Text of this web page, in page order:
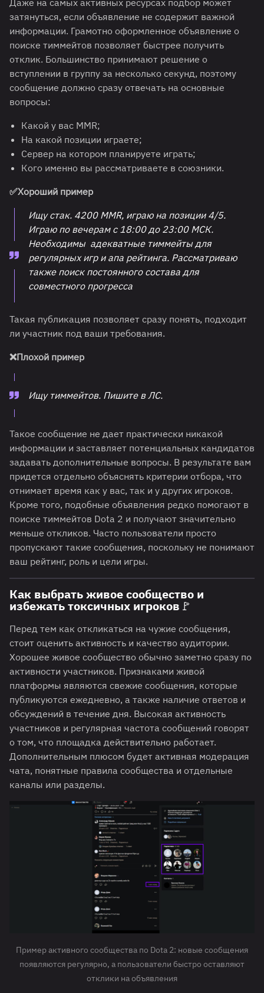
затянуться, если объявление не содержит важной
информации. Грамотно оформленное объявление о
поиске тиммейтов позволяет быстрее получить
отклик. Большинство принимают решение о
вступлении в группу за несколько секунд, поэтому
сообщение должно сразу отвечать на основные
вопросы:
Какой у вас MMR;
На какой позиции играете;
Сервер на котором планируете играть;
Кого именно вы рассматриваете в союзники.
✅Хороший пример
Ищу стак. 4200 MMR, играю на позиции 4/5.
Играю по вечерам с 18:00 до 23:00 МСК.
Необходимы адекватные тиммейты для
регулярных игр и апа рейтинга. Рассматриваю
также поиск постоянного состава для
совместного прогресса
Такая публикация позволяет сразу понять, подходит
ли участник под ваши требования.
❌Плохой пример
Ищу тиммейтов. Пишите в ЛС.
Такое сообщение не дает практически никакой
информации и заставляет потенциальных кандидатов
задавать дополнительные вопросы. В результате вам
придется отдельно объяснять критерии отбора, что
отнимает время как у вас, так и у других игроков.
Кроме того, подобные объявления редко помогают в
поиске тиммейтов Dota 2 и получают значительно
меньше откликов. Часто пользователи просто
пропускают такие сообщения, поскольку не понимают
ваш рейтинг, роль и цели игры.
Как выбрать живое сообщество и
избежать токсичных игроков🚩
Перед тем как откликаться на чужие сообщения,
стоит оценить активность и качество аудитории.
Хорошее живое сообщество обычно заметно сразу по
активности участников. Признаками живой
платформы являются свежие сообщения, которые
публикуются ежедневно, а также наличие ответов и
обсуждений в течение дня. Высокая активность
участников и регулярная частота сообщений говорят
о том, что площадка действительно работает.
Дополнительным плюсом будет активная модерация
чата, понятные правила сообщества и отдельные
каналы или разделы.
Пример активного сообщества по Dota 2: новые сообщения
появляются регулярно, а пользователи быстро оставляют
отклики на объявления